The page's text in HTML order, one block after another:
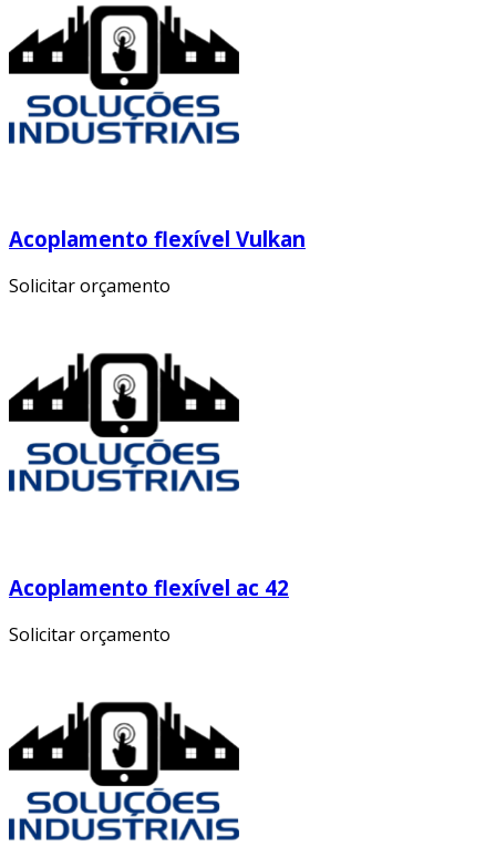
Acoplamento flexível Vulkan
Solicitar orçamento
Acoplamento flexível ac 42
Solicitar orçamento